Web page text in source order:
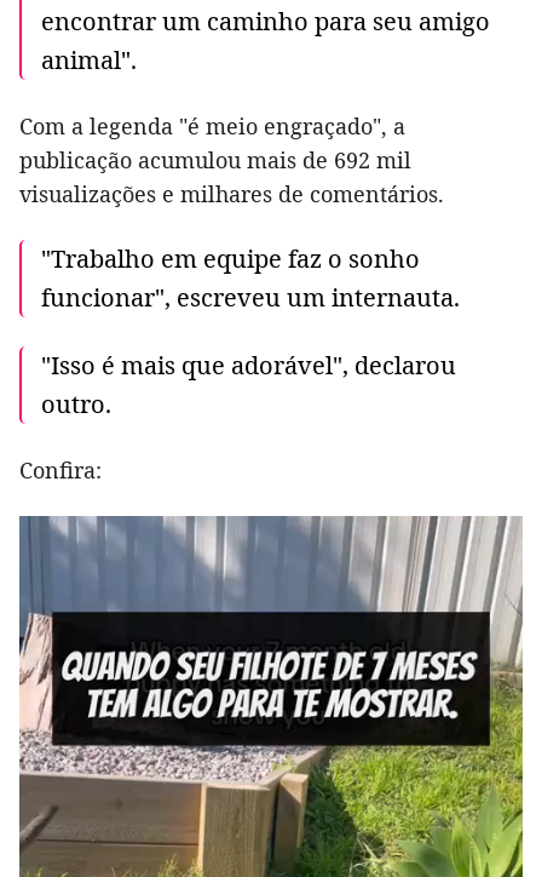
encontrar um caminho para seu amigo
animal".
Com a legenda "é meio engraçado", a
publicação acumulou mais de 692 mil
visualizações e milhares de comentários.
"Trabalho em equipe faz o sonho
funcionar", escreveu um internauta.
"Isso é mais que adorável", declarou
outro.
Confira: